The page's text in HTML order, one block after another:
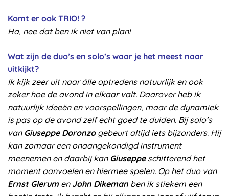
Komt er ook TRIO! ?
Ha, nee dat ben ik niet van plan!
Wat zijn de duo’s en solo’s waar je het meest naar
uitkijkt?
Ik kijk zeer uit naar álle optredens natuurlijk en ook
zeker hoe de avond in elkaar valt. Daarover heb ik
natuurlijk ideeën en voorspellingen, maar de dynamiek
is pas op de avond zelf echt goed te duiden. Bij solo’s
van Giuseppe Doronzogebeurt altijd iets bijzonders. Hij
kan zomaar een onaangekondigd instrument
meenemen en daarbij kan Giuseppeschitterend het
moment aanvoelen en hiermee spelen. Op het duo van
Ernst Glerumen John Dikeman ben ik stiekem een